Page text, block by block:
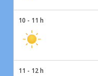
10 - 11 h
11 - 12 h